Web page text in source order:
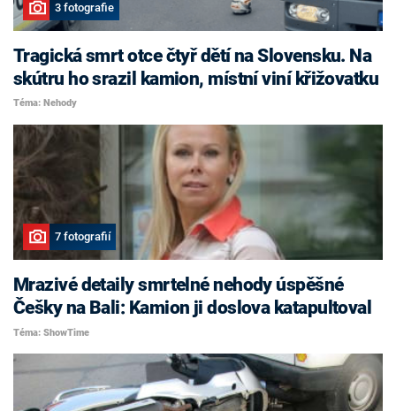
3 fotografie
Tragická smrt otce čtyř dětí na Slovensku. Na
skútru ho srazil kamion, místní viní křižovatku
Téma: Nehody
7 fotografií
Mrazivé detaily smrtelné nehody úspěšné
Češky na Bali: Kamion ji doslova katapultoval
Téma: ShowTime